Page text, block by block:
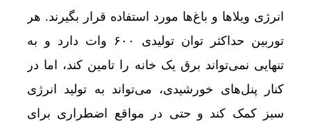
انرژی ویلاها و باغ‌ها مورد استفاده قرار بگیرند. هر
توربین حداکثر توان تولیدی ۶۰۰ وات دارد و به
تنهایی نمی‌تواند برق یک خانه را تامین کند، اما در
کنار پنل‌های خورشیدی، می‌تواند به تولید انرژی
سبز کمک کند و حتی در مواقع اضطراری برای